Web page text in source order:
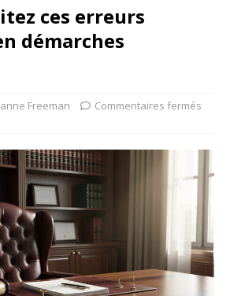
ces erreurs
démarches
Freeman Commentaires fermés